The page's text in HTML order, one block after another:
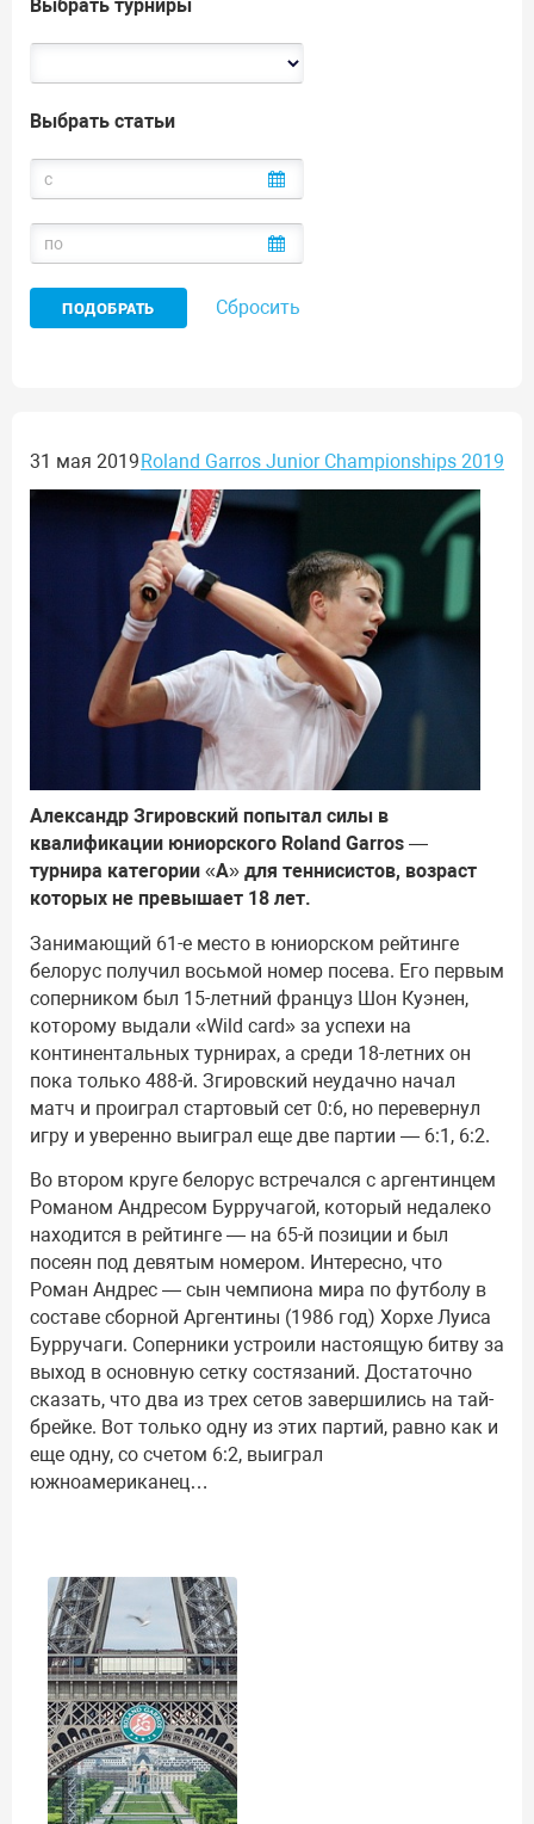
Выбрать турниры
Выбрать статьи
Сбросить
31 мая 2019Roland Garros Junior Championships 2019
Александр Згировский попытал силы в
квалификации юниорского Roland Garros —
турнира категории «А» для теннисистов, возраст
которых не превышает 18 лет.
Занимающий 61-е место в юниорском рейтинге
белорус получил восьмой номер посева. Его первым
соперником был 15-летний француз Шон Куэнен,
которому выдали «Wild card» за успехи на
континентальных турнирах, а среди 18-летних он
пока только 488-й. Згировский неудачно начал
матч и проиграл стартовый сет 0:6, но перевернул
игру и уверенно выиграл еще две партии — 6:1, 6:2.
Во втором круге белорус встречался с аргентинцем
Романом Андресом Бурручагой, который недалеко
находится в рейтинге — на 65-й позиции и был
посеян под девятым номером. Интересно, что
Роман Андрес — сын чемпиона мира по футболу в
составе сборной Аргентины (1986 год) Хорхе Луиса
Бурручаги. Соперники устроили настоящую битву за
выход в основную сетку состязаний. Достаточно
сказать, что два из трех сетов завершились на тай-
брейке. Вот только одну из этих партий, равно как и
еще одну, со счетом 6:2, выиграл
южноамериканец…